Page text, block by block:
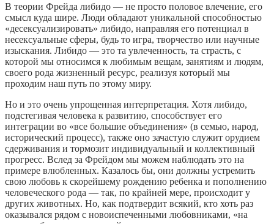
В теории Фрейда либидо — не просто половое влечение, его
смысл куда шире. Люди обладают уникальной способностью
«десексуализировать» либидо, направляя его потенциал в
несексуальные сферы, будь то игра, творчество или научные
изыскания. Либидо — это та увлеченность, та страсть, с
которой мы относимся к любимым вещам, занятиям и людям,
своего рода жизненный ресурс, реализуя который мы
проходим наш путь по этому миру.
Но и это очень упрощенная интерпретация. Хотя либидо,
подстегивая человека к развитию, способствует его
интеграции во «все большие объединения» (в семью, народ,
исторический процесс), также оно зачастую служит орудием
сдерживания и тормозит индивидуальный и коллективный
прогресс. Вслед за Фрейдом мы можем наблюдать это на
примере влюбленных. Казалось бы, они должны устремить
свою любовь к скорейшему рождению ребенка и пополнению
человеческого рода — так, по крайней мере, происходит у
других животных. Но, как подтвердит всякий, кто хоть раз
оказывался рядом с новоиспеченными любовниками, «на